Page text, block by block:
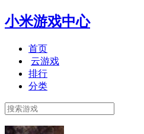
小米游戏中心
首页
云游戏
排行
分类